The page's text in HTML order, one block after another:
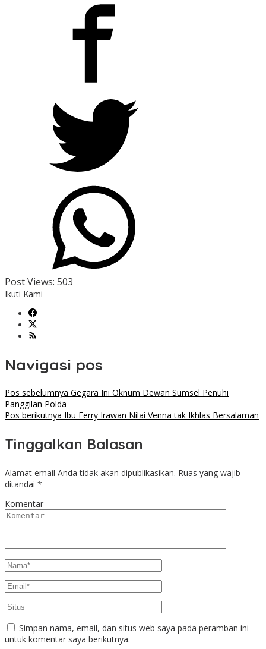
Post Views: 503
Ikuti Kami
Navigasi pos
Pos sebelumnya Gegara Ini Oknum Dewan Sumsel Penuhi
Panggilan Polda
Pos berikutnya Ibu Ferry Irawan Nilai Venna tak Ikhlas Bersalaman
Tinggalkan Balasan
Alamat email Anda tidak akan dipublikasikan. Ruas yang wajib
ditandai *
Komentar
Simpan nama, email, dan situs web saya pada peramban ini
untuk komentar saya berikutnya.